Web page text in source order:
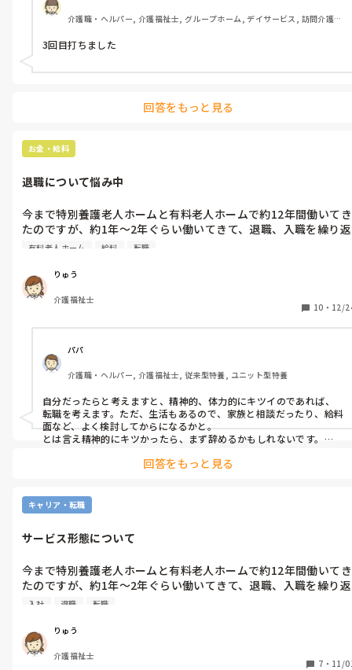
介護職・ヘルパー, 介護福祉士, グループホーム, デイサービス, 訪問介護,
3回目打ちました
回答をもっと見る
お金・給料
退職について悩み中
今まで特別養護老人ホームと有料老人ホームで約12年間働いてき
たのですが、約1年〜2年ぐらい働いてきて、退職、入職を繰り返
してきたのですが、短い所は一年も持たずに辞めてしまったとこ
どいです、体力的にも精神的にも限界ですが、入職、退職を繰り
返した来たのでかなかな踏ん切りが付きません、面接を受けるも
なかなかいい返事が貰えていないのが現状です。皆さんは給料が
下がっても転職考えますか？いい意見があれは教えてくれたら幸
いです。よろしくお願いします。
有料老人ホーム 給料 転職
りゅう
介護福祉士
10 ・ 12/
パパ
介護職・ヘルパー, 介護福祉士, 従来型特養, ユニット型特養
自分だったらと考えますと、精神的、体力的にキツイのであれば、
転職を考えます。ただ、生活もあるので、家族と相談だったり、給料
面など、よく検討してからになるかと。
とは言え精神的にキツかったら、まず辞めるかもしれないです。
ここからは、雇う側の話ですが、1、2年で転職をよくされている
即戦力で先ずは人が欲しい。ので無ければいい返事とはいかないか
も知れません。
合はかなりの確率で採用しているようです。仲介料を取られて辞めら
い。との考え見たいです。教える現場はたまりませんが（汗
とは言え、給料の相談など、自分でしないといけないので、良し悪し
ですが。
回答をもっと見る
キャリア・転職
サービス形態について
今まで特別養護老人ホームと有料老人ホームで約12年間働いてき
たのですが、約1年〜2年ぐらい働いてきて、退職、入職を繰り返
してきたのですが、短い所は一年も持たずに辞めてしまったとこ
たか？施設によって差はあると思いますが、この施設形態は良か
った？ここは悪かったと意見があれは教えてくれたら幸いです。
よろしくお願いします。
入社 退職 転職
りゅう
介護福祉士
7 ・ 11/